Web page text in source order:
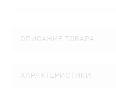
ОПИСАНИЕ ТОВАРА
ХАРАКТЕРИСТИКИ